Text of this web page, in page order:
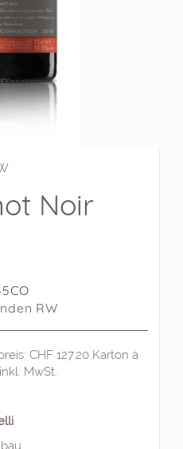
Noir
RW
CHF 127.20 Karton à
MwSt.